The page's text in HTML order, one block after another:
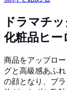
ドラマチ
化粧品ヒー
商品をアップロ
グと高級感あふ
の顔となり、ブ